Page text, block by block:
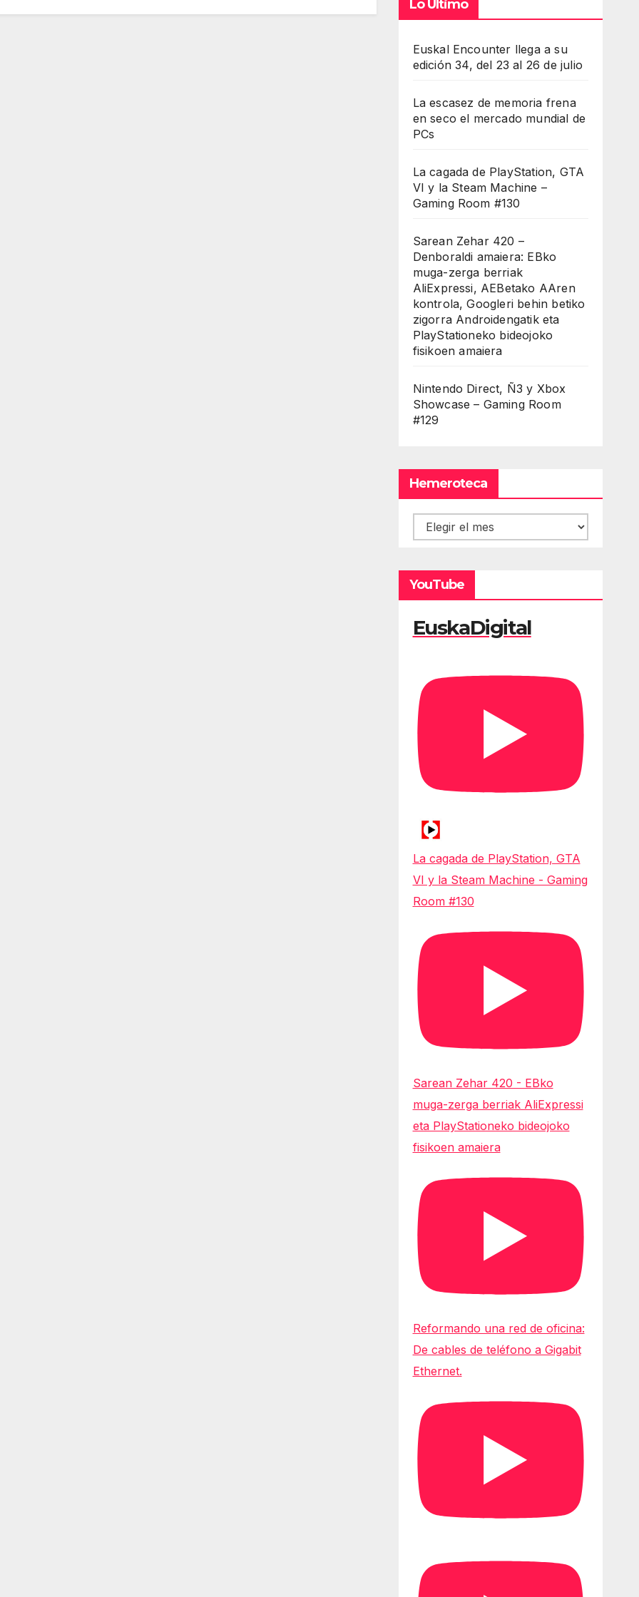
Lo Último
Euskal Encounter llega a su
edición 34, del 23 al 26 de julio
La escasez de memoria frena
en seco el mercado mundial de
PCs
La cagada de PlayStation, GTA
VI y la Steam Machine –
Gaming Room #130
Sarean Zehar 420 –
Denboraldi amaiera: EBko
muga-zerga berriak
AliExpressi, AEBetako AAren
kontrola, Googleri behin betiko
zigorra Androidengatik eta
PlayStationeko bideojoko
fisikoen amaiera
Nintendo Direct, Ñ3 y Xbox
Showcase – Gaming Room
#129
Hemeroteca
Hemeroteca
YouTube
EuskaDigital
La cagada de PlayStation, GTA
VI y la Steam Machine - Gaming
Room #130
Sarean Zehar 420 - EBko
muga-zerga berriak AliExpressi
eta PlayStationeko bideojoko
fisikoen amaiera
Reformando una red de oficina:
De cables de teléfono a Gigabit
Ethernet.